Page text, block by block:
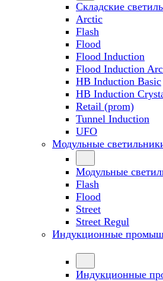
Складские
Arctic
Flash
Flood
Flood Induction
Flood Induction
HB Induction Basic
HB Induction
Retail (prom)
Tunnel Induction
UFO
Модульные
Модульные
Flash
Flood
Street
Street Regul
Индукционные
Индукционные